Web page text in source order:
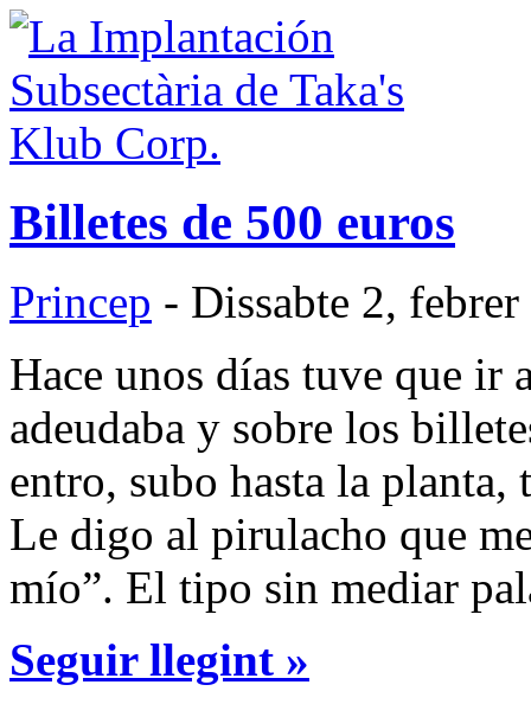
Billetes de 500 euros
Princep - Dissabte 2,
Hace unos días tuve que ir
adeudaba y sobre los
entro, subo hasta la
Le digo al pirulacho que
mío”. El tipo sin mediar
Seguir llegint »